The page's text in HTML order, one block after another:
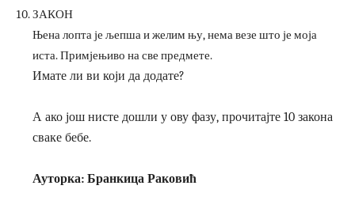
ЗАКОН
Њена лопта је љепша и желим њу, нема везе што је моја
иста. Примјењиво на све предмете.
Имате ли ви који да додате?
А ако још нисте дошли у ову фазу, прочитајте 10 закона
сваке бебе.
Ауторка: Бранкица Раковић